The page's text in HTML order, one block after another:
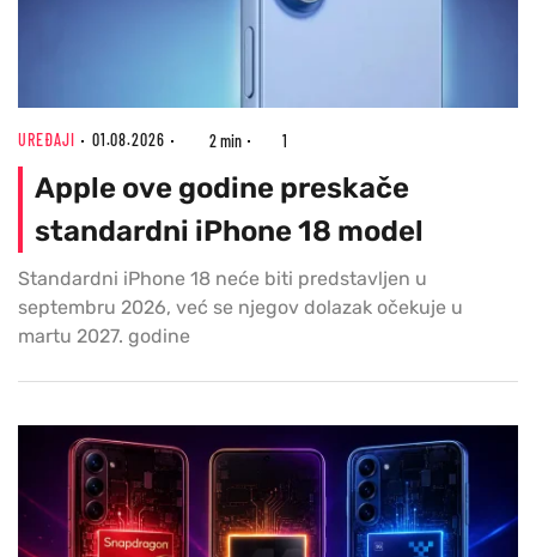
UREĐAJI 01.08.2026 2 min 1
Apple ove godine preskače
standardni iPhone 18 model
Standardni iPhone 18 neće biti predstavljen u
septembru 2026, već se njegov dolazak očekuje u
martu 2027. godine